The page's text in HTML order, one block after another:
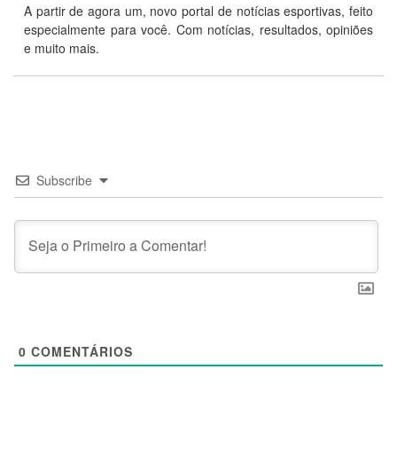
A partir de agora um, novo portal de notícias esportivas, feito
especialmente para você. Com notícias, resultados, opiniões
e muito mais.
Subscribe
0 COMENTÁRIOS